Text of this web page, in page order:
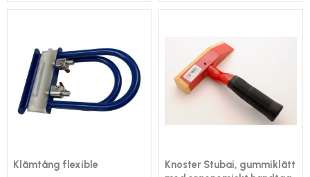
Klämtång flexible
Knoster Stubai, gummiklätt